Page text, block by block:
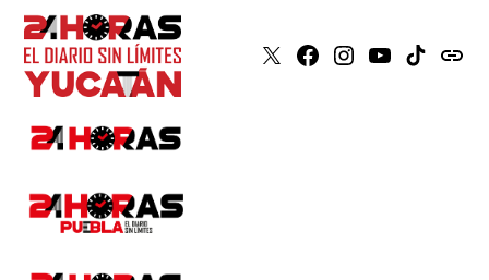
X Faceboook
Instagram
YoutubeTiktokissuu